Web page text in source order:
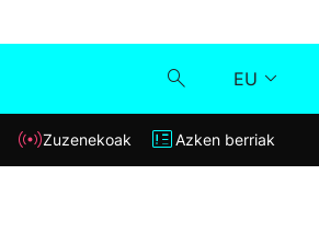
EU
Klisk
Zuzenekoak Azken berriak